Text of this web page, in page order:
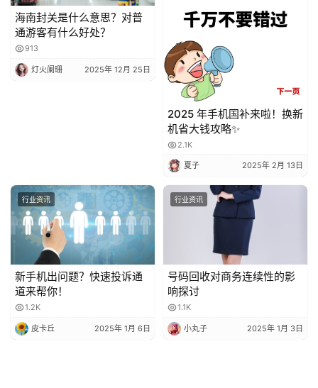
海南封关是什么意思？对普
通游客有什么好处？
913
灯火阑珊 2025年 12月 25日
2025 年手机国补来啦！换新
机省大钱攻略✨
2.1K
夏子 2025年 2月 13日
行业资讯
新手机出问题？快速投诉通
道来帮你！
1.2K
皮卡丘 2025年 1月 6日
行业资讯
号码回收对商务连续性的影
响探讨
1.1K
小丸子 2025年 1月 3日